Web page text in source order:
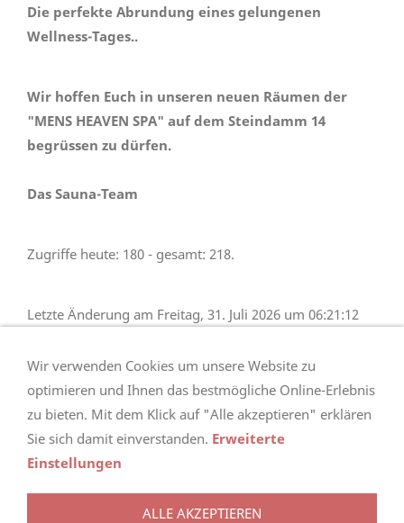
Die perfekte Abrundung eines gelungenen
Wellness-Tages..
Wir hoffen Euch in unseren neuen Räumen der
"MEN´S HEAVEN SPA" auf dem Steindamm 14
begrüssen zu dürfen.
Das Sauna-Team
Zugriffe heute: 180 - gesamt: 218.
Letzte Änderung am Freitag, 31. Juli 2026 um 06:21:12
http://www.jugendschutzprogramm.de/download
Wir verwenden Cookies um unsere Website zu
optimieren und Ihnen das bestmögliche Online-Erlebnis
zu bieten. Mit dem Klick auf "Alle akzeptieren" erklären
Sie sich damit einverstanden. Erweiterte
Einstellungen
ALLE AKZEPTIEREN